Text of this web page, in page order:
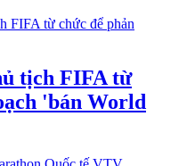
tịch FIFA từ
'bán World